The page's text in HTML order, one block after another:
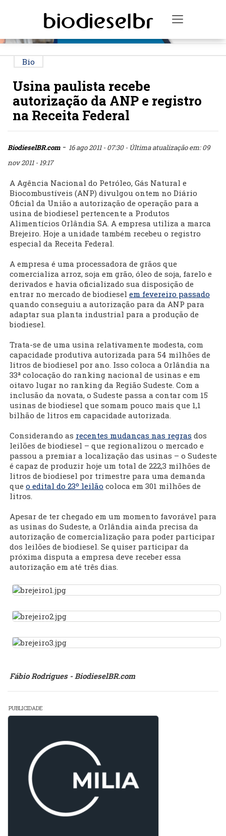
Toggle
Bio
Usina paulista recebe
autorização da ANP e registro
na Receita Federal
BiodieselBR.com- 16 ago 2011 - 07:30 - Última atualização em: 09
nov 2011 - 19:17
A Agência Nacional do Petróleo, Gás Natural e
Biocombustíveis (ANP) divulgou ontem no Diário
Oficial da União a autorização de operação para a
usina de biodiesel pertencente a Produtos
Alimentícios Orlândia SA. A empresa utiliza a marca
Brejeiro. Hoje a unidade também recebeu o registro
especial da Receita Federal.
A empresa é uma processadora de grãos que
comercializa arroz, soja em grão, óleo de soja, farelo e
derivados e havia oficializado sua disposição de
entrar no mercado de biodiesel em fevereiro passado
quando conseguiu a autorização para da ANP para
adaptar sua planta industrial para a produção de
biodiesel.
Trata-se de uma usina relativamente modesta, com
capacidade produtiva autorizada para 54 milhões de
litros de biodiesel por ano. Isso coloca a Orlândia na
33ª colocação do ranking nacional de usinas e em
oitavo lugar no ranking da Região Sudeste. Com a
inclusão da novata, o Sudeste passa a contar com 15
usinas de biodiesel que somam pouco mais que 1,1
bilhão de litros em capacidade autorizada.
Considerando as recentes mudanças nas regras dos
leilões de biodiesel – que regionalizou o mercado e
passou a premiar a localização das usinas – o Sudeste
é capaz de produzir hoje um total de 222,3 milhões de
litros de biodiesel por trimestre para uma demanda
que o edital do 23º leilão coloca em 301 milhões de
litros.
Apesar de ter chegado em um momento favorável para
as usinas do Sudeste, a Orlândia ainda precisa da
autorização de comercialização para poder participar
dos leilões de biodiesel. Se quiser participar da
próxima disputa a empresa deve receber essa
autorização em até três dias.
Fábio Rodrigues - BiodieselBR.com
PUBLICIDADE